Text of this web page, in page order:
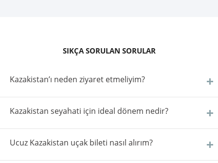
SIKÇA SORULAN SORULAR
Kazakistan’ı neden ziyaret etmeliyim?
Kazakistan seyahati için ideal dönem nedir?
Ucuz Kazakistan uçak bileti nasıl alırım?